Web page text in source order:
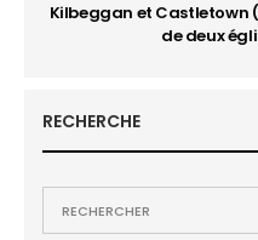
Kilbeggan et Castletown
de deux
RECHERCHE